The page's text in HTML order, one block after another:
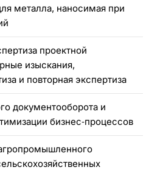
металла, наносимая при
проектной
изыскания,
и повторная экспертиза
документооборота и
бизнес‑процессов